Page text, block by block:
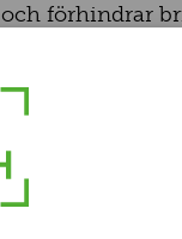
förhindrar
dirigera
och nytt